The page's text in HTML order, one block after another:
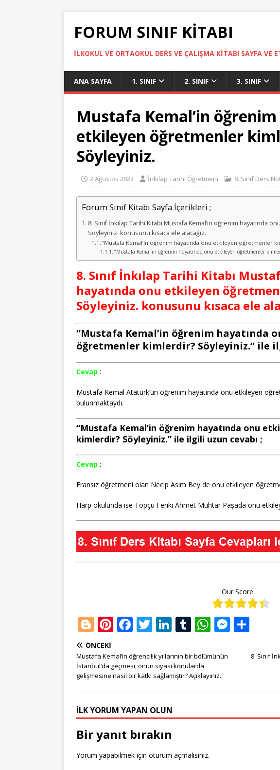
FORUM SINIF KITABI
İLKOKUL VE ORTAOKUL DERS VE ÇALIŞMA KITABI SAYFA VE
ANA SAYFA 1. SINIF 2. SINIF 3. SINIF
Mustafa Kemal’in
etkileyen öğretmenler
Söyleyiniz.
2 Ağustos 2023 İnkılap Tarihi Öğretmeni 8. Sınıf Ders
Forum Sınıf Kitabı Sayfa İçerikleri ;
8. Sınıf İnkılap Tarihi Kitabı Mustafa Kemal’in öğrenim hayatında
Söyleyiniz. konusunu kısaca ele alacağız.
“Mustafa Kemal’in öğrenim hayatında onu etkileyen öğretmenler
“Mustafa Kemal’in öğrenim hayatında onu etkileyen öğretmenler
8. Sınıf İnkılap Tarihi Kitabı
hayatında onu etkileyen
Söyleyiniz. konusunu kısaca ele
“Mustafa Kemal’in öğrenim hayatında
öğretmenler kimlerdir? Söyleyiniz.” ile
Cevap :
Mustafa Kemal Atatürk’ün öğrenim hayatında onu etkileyen
bulunmaktaydı.
“Mustafa Kemal’in öğrenim hayatında onu
kimlerdir? Söyleyiniz.” ile ilgili uzun cevabı ;
Cevap :
Fransız öğretmeni olan Necip Asım Bey de onu etkileyen
Harp okulunda ise Topçu Feriki Ahmet Muhtar Paşada onu
Our Score
Bl
o
g
g
r
Pi
te
r
st
F
c
e
o
o
k
T
it
te
Li
k
e
dI
n
T
m
bl
r
W
at
s
p
M
e
ar
ÖNCEKI
Mustafa Kemal’in öğrencilik yıllarının bir bölümünün
İstanbul’da geçmesi, onun siyasi konularda
gelişmesine nasıl bir katkı sağlamıştır? Açıklayınız.
8. Sınıf
İLK YORUM YAPAN OLUN
Bir yanıt bırakın
Yorum yapabilmek için oturum açmalısınız.